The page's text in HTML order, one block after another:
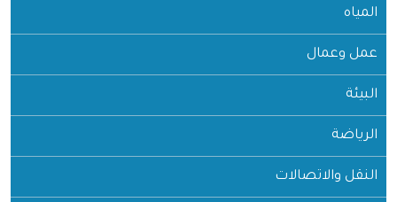
المياه
عمل وعمال
البيئة
الرياضة
النقل والاتصالات